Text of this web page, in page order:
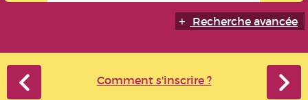
Recherche avancée
Comment s'inscrire ?